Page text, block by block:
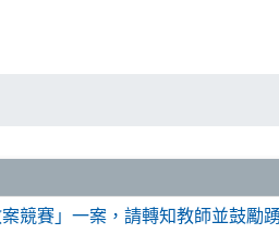
競賽」一案，請轉知教師並鼓勵